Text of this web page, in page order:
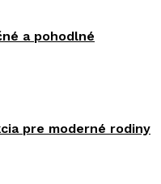
a pohodlné
pre moderné rodiny